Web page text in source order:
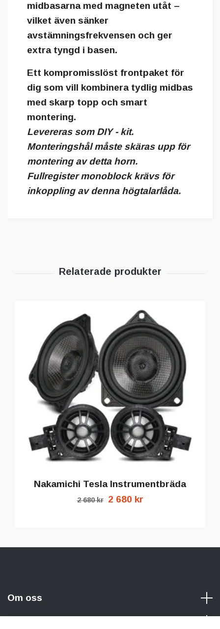
midbasarna med magneten utåt –
vilket även sänker
avstämningsfrekvensen och ger
extra tyngd i basen.
Ett kompromisslöst frontpaket för
dig som vill kombinera tydlig midbas
med skarp topp och smart
montering.
Levereras som DIY - kit.
Monteringshål måste skäras upp för
montering av detta horn.
Fullregister monoblock krävs för
inkoppling av denna högtalarlåda.
Nakamichi Tesla Instrumentbräda
2 680 kr 2 680 kr
Om oss